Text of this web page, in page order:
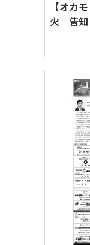
【オカ
火 告知